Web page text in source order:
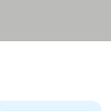
preços